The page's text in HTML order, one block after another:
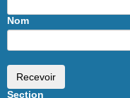
Nom
Section